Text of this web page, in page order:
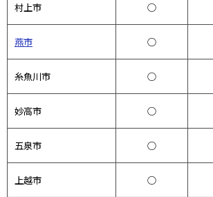
村上市 ○
燕市 ○
糸魚川市 ○
妙高市 ○
五泉市 ○
上越市 ○